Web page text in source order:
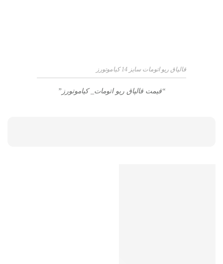
قالپاق ریو اتومات سایز 14 کیاموتورز
“قیمت قالپاق ریو اتومات_ کیاموتورز”